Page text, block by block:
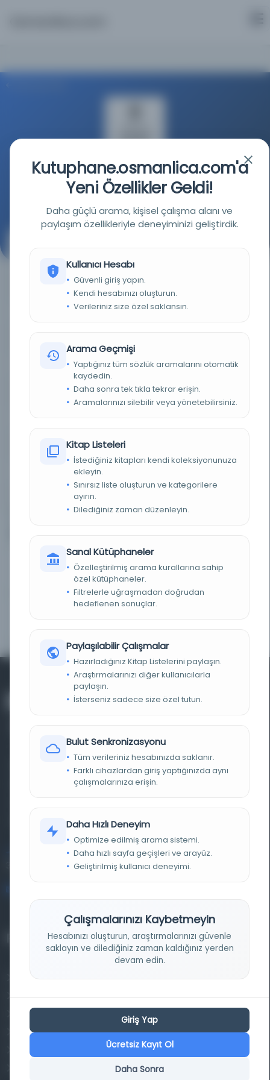
Türkiye Yazma Eserler Kurumu Başkanlığı
Süreli Yayın
Türkçe
Hayır
Türkiye Yazma Eserler Kurumu Başkanlığı
KAYIT NUMARASI 484718
Musavver malumat
1317/362/0302
Kayıt Numarası:
2651390
Farklı dönem, dil ve coğrafyalara ait tarihî yazma ve
basma eserleri, arşiv belgelerini, süreli yayınları ve görsel
kütüphane ve meta katalog.
Entertech Ofis: 322 İstanbul Ün. Avcılar Kampüsü Avcılar,
34320 İstanbul
Projelerimiz
Türkçe Metin Sıklık Analizi
Kazakça Metin Sıklık Analizi
Transkripsiyon Alfabesi Çevirisi
Tarihi Dokümanlarda Görüntü İyileştirilmesi
Kutuphane.osmanlica.com'a
Yeni Özellikler Geldi!
Daha güçlü arama, kişisel çalışma alanı ve
paylaşım özellikleriyle deneyiminizi geliştirdik.
Kullanıcı Hesabı
Güvenli giriş yapın.
Kendi hesabınızı oluşturun.
Verileriniz size özel saklansın.
Arama Geçmişi
Yaptığınız tüm sözlük aramalarını otomatik
kaydedin.
Daha sonra tek tıkla tekrar erişin.
Aramalarınızı silebilir veya yönetebilirsiniz.
Kitap Listeleri
İstediğiniz kitapları kendi koleksiyonunuza
ekleyin.
Sınırsız liste oluşturun ve kategorilere
ayırın.
Dilediğiniz zaman düzenleyin.
Sanal Kütüphaneler
Özelleştirilmiş arama kurallarına sahip
özel kütüphaneler.
Filtrelerle uğraşmadan doğrudan
hedeflenen sonuçlar.
Paylaşılabilir Çalışmalar
Hazırladığınız Kitap Listelerini paylaşın.
Araştırmalarınızı diğer kullanıcılarla
paylaşın.
İsterseniz sadece size özel tutun.
Bulut Senkronizasyonu
Tüm verileriniz hesabınızda saklanır.
Farklı cihazlardan giriş yaptığınızda aynı
çalışmalarınıza erişin.
Daha Hızlı Deneyim
Optimize edilmiş arama sistemi.
Daha hızlı sayfa geçişleri ve arayüz.
Geliştirilmiş kullanıcı deneyimi.
Çalışmalarınızı Kaybetmeyin
Hesabınızı oluşturun, araştırmalarınızı güvenle
saklayın ve dilediğiniz zaman kaldığınız yerden
devam edin.
Giriş Yap
Ücretsiz Kayıt Ol
Daha Sonra